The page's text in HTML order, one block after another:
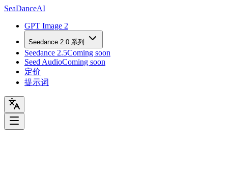
SeaDanceAI
GPT Image 2
Seedance 2.0 系列
Seedance 2.5Coming soon
Seed AudioComing soon
定价
提示词